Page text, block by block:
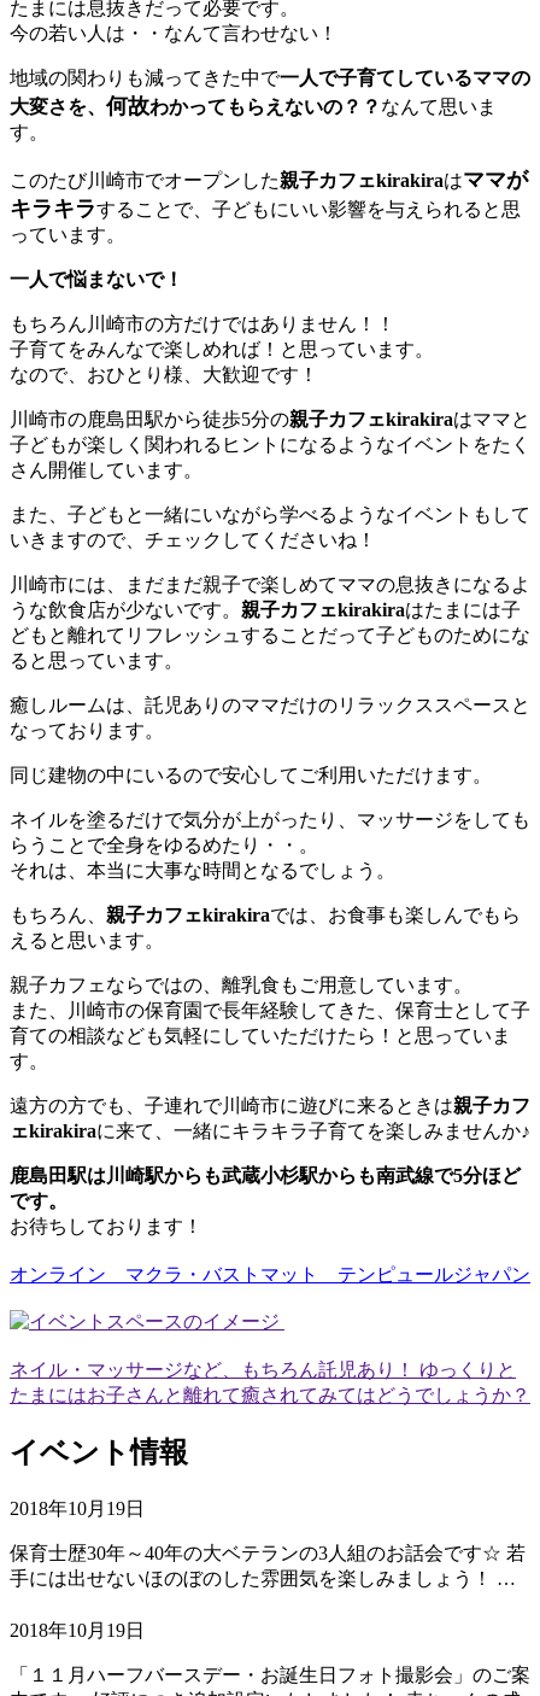
たまには息抜きだって必要です。
今の若い人は・・なんて言わせない！
地域の関わりも減ってきた中で一人で子育てしているママの
大変さを、 何故わかってもらえないの？？ なんて思いま
す。
このたび川崎市でオープンした親子カフェkirakiraはママが
キラキラすることで、子どもにいい影響を与えられると思
っています。
一人で悩まないで！
もちろん川崎市の方だけではありません！！
子育てをみんなで楽しめれば！と思っています。
なので、おひとり様、大歓迎です！
川崎市の鹿島田駅から徒歩5分の親子カフェkirakiraはママと
子どもが楽しく関われるヒントになるようなイベントをたく
さん開催しています。
また、子どもと一緒にいながら学べるようなイベントもして
いきますので、チェックしてくださいね！
川崎市には、まだまだ親子で楽しめてママの息抜きになるよ
うな飲食店が少ないです。 親子カフェkirakiraはたまには子
どもと離れてリフレッシュすることだって子どものためにな
ると思っています。
癒しルームは、託児ありのママだけのリラックススペースと
なっております。
同じ建物の中にいるので安心してご利用いただけます。
ネイルを塗るだけで気分が上がったり、マッサージをしても
らうことで全身をゆるめたり・・。
それは、本当に大事な時間となるでしょう。
もちろん、 親子カフェkirakiraでは、お食事も楽しんでもら
えると思います。
親子カフェならではの、離乳食もご用意しています。
また、川崎市の保育園で長年経験してきた、保育士として子
育ての相談なども気軽にしていただけたら！と思っていま
す。
遠方の方でも、子連れで川崎市に遊びに来るときは親子カフ
ェkirakiraに来て、一緒にキラキラ子育てを楽しみませんか♪
鹿島田駅は川崎駅からも武蔵小杉駅からも南武線で5分ほど
です。
お待ちしております！
オンライン マクラ・バストマット テンピュールジャパン
ネイル・マッサージなど、もちろん託児あり！ ゆっくりと
たまにはお子さんと離れて癒されてみてはどうでしょうか？
イベント情報
2018年10月19日
保育士歴30年～40年の大ベテランの3人組のお話会です☆ 若
手には出せないほのぼのした雰囲気を楽しみましょう！ …
2018年10月19日
「１１月ハーフバースデー・お誕生日フォト撮影会」のご案